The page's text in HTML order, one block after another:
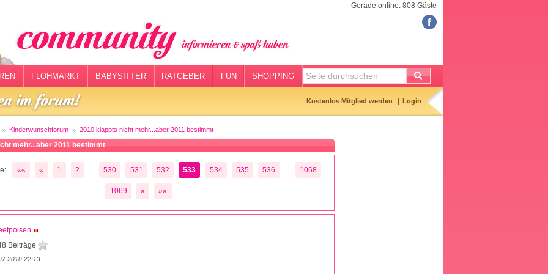
Gerade online: 808 Gäste
FLOHMARKT BABYSITTER RATGEBER FUN SHOPPING
Kostenlos Mitglied werden Login
Kinderwunschforum 2010 klappts nicht mehr...aber 2011 bestimmt
mehr...aber 2011 bestimmt
«« « 1 2 530 531 532 533 534 535 536 1068
1069 » »»
Beiträge
22:13